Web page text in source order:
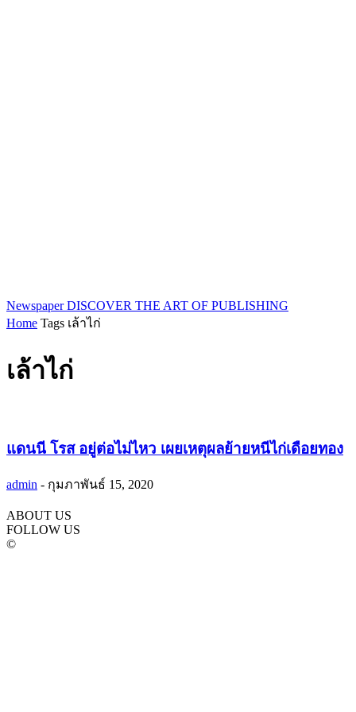
Newspaper DISCOVER THE ART OF PUBLISHING
Home Tags เล้าไก่
เล้าไก่
แดนนี โรส อยู่ต่อไม่ไหว เผยเหตุผลย้ายหนีไก่เดือยทอง
admin - กุมภาพันธ์ 15, 2020
ABOUT US
FOLLOW US
©